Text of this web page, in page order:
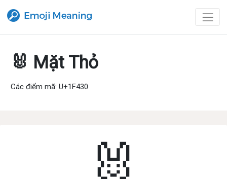
🐰 Mặt Thỏ
Các điểm mã: U+1F430
🐰